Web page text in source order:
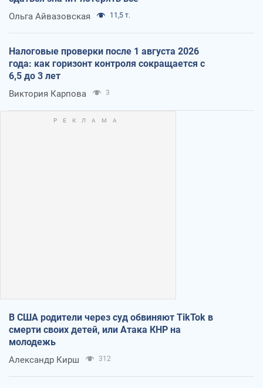
Ольга Айвазовская 11,5 т.
Налоговые проверки после 1 августа 2026
года: как горизонт контроля сокращается с
6,5 до 3 лет
Виктория Карпова 3
В США родители через суд обвиняют TikTok в
смерти своих детей, или Атака КНР на
молодежь
Александр Кирш 312